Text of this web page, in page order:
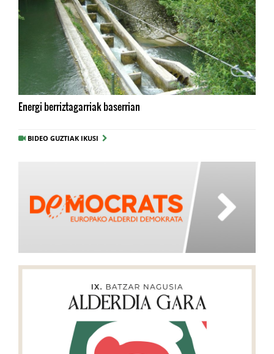
Energi berriztagarriak baserrian
BIDEO GUZTIAK IKUSI